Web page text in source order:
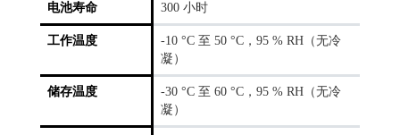
电池寿命 300 小时
工作温度
-10 °C 至 50 °C，95 % RH（无冷
凝）
储存温度
-30 °C 至 60 °C，95 % RH（无冷
凝）